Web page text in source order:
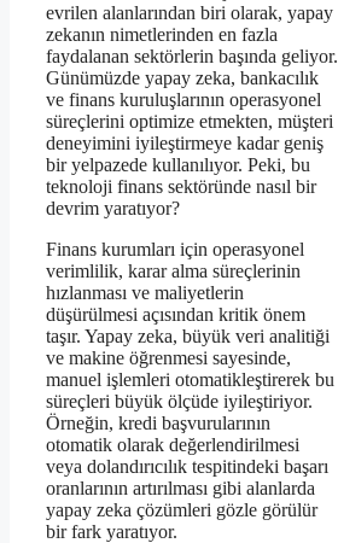
evrilen alanlarından biri olarak, yapay
zekanın nimetlerinden en fazla
faydalanan sektörlerin başında geliyor.
Günümüzde yapay zeka, bankacılık
ve finans kuruluşlarının operasyonel
süreçlerini optimize etmekten, müşteri
deneyimini iyileştirmeye kadar geniş
bir yelpazede kullanılıyor. Peki, bu
teknoloji finans sektöründe nasıl bir
devrim yaratıyor?
Finans kurumları için operasyonel
verimlilik, karar alma süreçlerinin
hızlanması ve maliyetlerin
düşürülmesi açısından kritik önem
taşır. Yapay zeka, büyük veri analitiği
ve makine öğrenmesi sayesinde,
manuel işlemleri otomatikleştirerek bu
süreçleri büyük ölçüde iyileştiriyor.
Örneğin, kredi başvurularının
otomatik olarak değerlendirilmesi
veya dolandırıcılık tespitindeki başarı
oranlarının artırılması gibi alanlarda
yapay zeka çözümleri gözle görülür
bir fark yaratıyor.